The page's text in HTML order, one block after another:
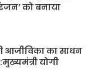
को बनाया
आजीविका का साधन
योगी